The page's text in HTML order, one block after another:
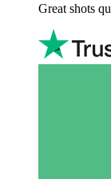
Great shots